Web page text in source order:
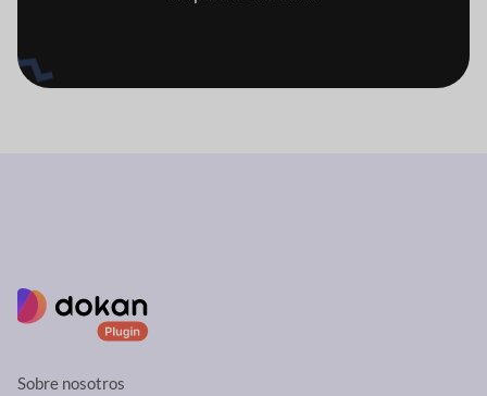
Sobre nosotros